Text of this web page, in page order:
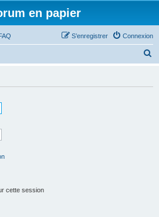
en papier
Connexion
S’enregistrer
cette session